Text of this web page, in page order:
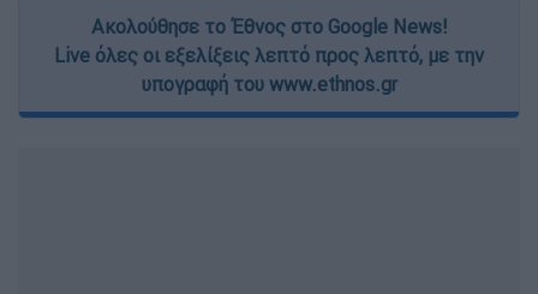
Ακολούθησε το Έθνος στο Google News!
Live όλες οι εξελίξεις λεπτό προς λεπτό, με την
υπογραφή του www.ethnos.gr